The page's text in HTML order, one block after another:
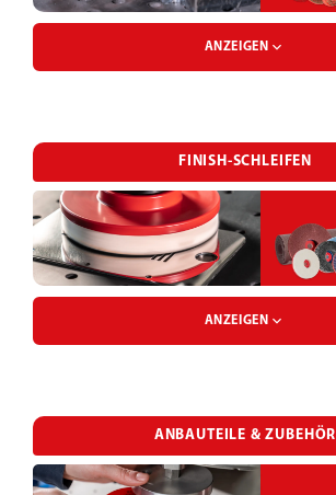
SCHLEIFKLETTSCHEIBE
SCHLEIFSTERN
ENTGRATBÜRSTENSEGMENT
ENTGRATBÜRSTENTELLER
ENTGRATSEGMENT
ENTGRATTELLER
ANZEIGEN
OXIDWALZE
FINISH-SCHLEIFEN
ANZEIGEN
SCHLEIFGEWEBEBAND
ANBAUTEILE & ZUBEHÖR